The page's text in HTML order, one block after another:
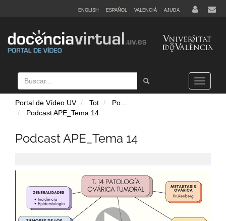
ENGLISH ESPAÑOL VALENCIÀ AJUDA
Buscar
Tramet
Toggle
navigation
Portal de Vídeo UV Tot Po
Podcast APE_Tema 14
Podcast APE_Tema 14